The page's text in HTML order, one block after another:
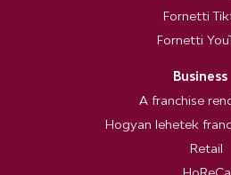
Fornetti
Fornetti
Business
A franchise
Hogyan lehetek
Retail